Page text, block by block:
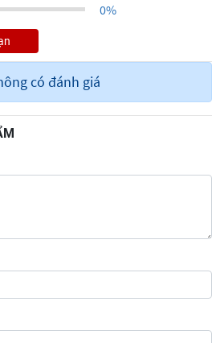
0%
có đánh giá